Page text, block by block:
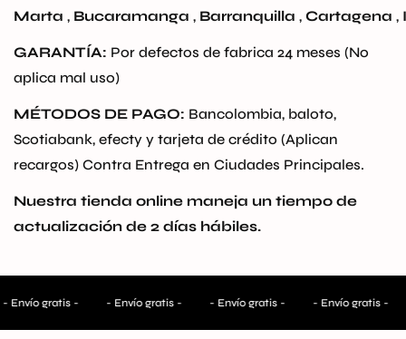
Marta , Bucaramanga , Barranquilla , Cartagena ,
GARANTÍA: Por defectos de fabrica 24 meses (No
aplica mal uso)
MÉTODOS DE PAGO: Bancolombia, baloto,
Scotiabank, efecty y tarjeta de crédito (Aplican
recargos) Contra Entrega en Ciudades Principales.
Nuestra tienda online maneja un tiempo de
actualización de 2 días hábiles.
- Envío gratis - - Envío gratis - - Envío gratis - - Envío gratis -